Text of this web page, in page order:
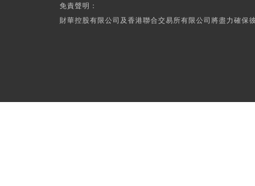
免責聲明：
財華控股有限公司及香港聯合交易所有限公司將盡力確保